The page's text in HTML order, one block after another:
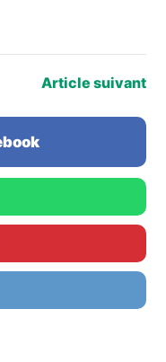
Article suivant